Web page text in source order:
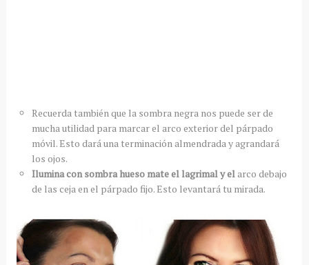
Recuerda también que la sombra negra nos puede ser de
mucha utilidad para marcar el arco exterior del párpado
móvil. Esto dará una terminación almendrada y agrandará
los ojos.
Ilumina con sombra hueso mate el lagrimal y elarco debajo
de las ceja en el párpado fijo. Esto levantará tu mirada.